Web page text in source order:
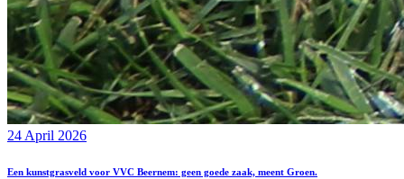
24 April 2026
Een kunstgrasveld voor VVC Beernem: geen goede zaak, meent Groen.